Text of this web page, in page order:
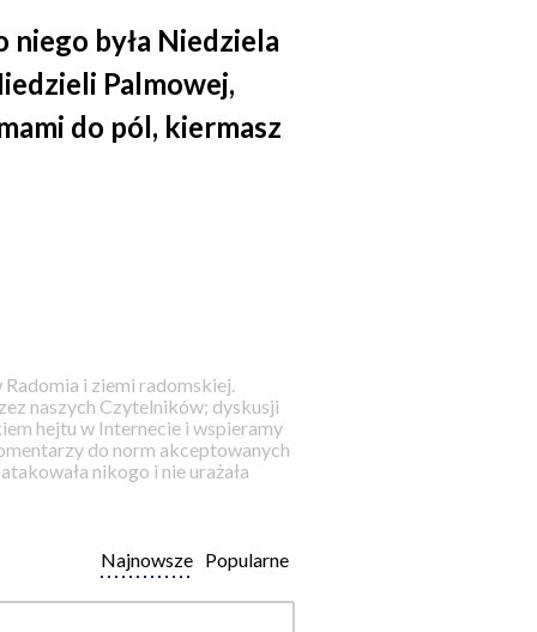
była Niedziela
Palmowej,
do pól, kiermasz
i ziemi radomskiej.
naszych Czytelników; dyskusji
hejtu w Internecie i wspieramy
do norm akceptowanych
nikogo i nie urażała
Popularne
Najnowsze